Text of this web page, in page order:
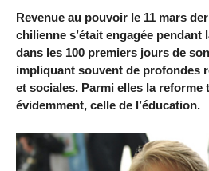
Revenue au pouvoir le 11 mars
chilienne s’était engagée pendant
dans les 100 premiers jours de
impliquant souvent de profondes
et sociales. Parmi elles la reforme
évidemment, celle de l’éducation.